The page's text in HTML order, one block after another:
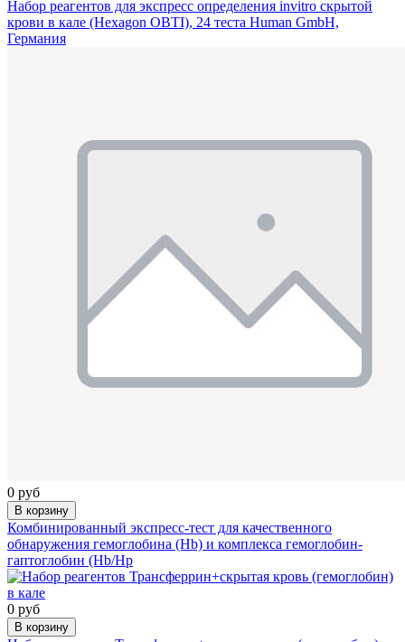
Набор реагентов для экспресс определения invitro скрытой
крови в кале (Hexagon OBTI), 24 теста Human GmbH,
Германия
0 руб
В корзину
Комбинированный экспресс-тест для качественного
обнаружения гемоглобина (Hb) и комплекса гемоглобин-
гаптоглобин (Hb/Hp
0 руб
В корзину